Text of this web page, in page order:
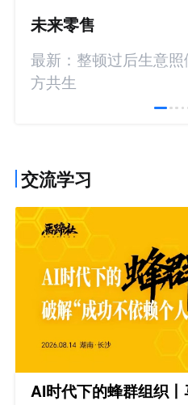
未来零售
最新：整顿过后生意
方共生
交流学习
AI时代下的蜂群组织